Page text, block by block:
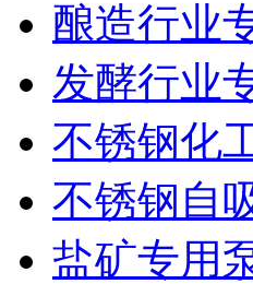
酿造行业
发酵行业
不锈钢化
不锈钢自
盐矿专用